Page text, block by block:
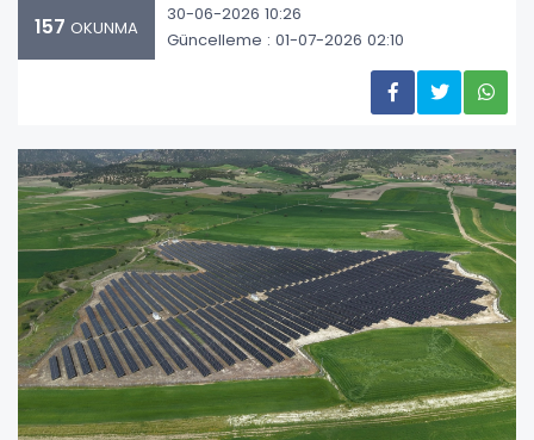
157 OKUNMA
30-06-2026 10:26
Güncelleme : 01-07-2026 02:10